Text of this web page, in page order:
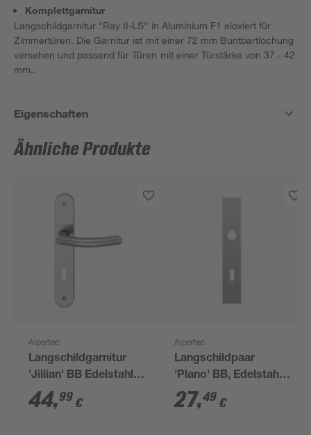
Komplettgarnitur
Langschildgarnitur "Ray II-LS" in Aluminium F1 eloxiert für
Zimmertüren. Die Garnitur ist mit einer 72 mm Buntbartlochung
versehen und passend für Türen mit einer Türstärke von 37 - 42
mm..
Eigenschaften
Ähnliche Produkte
Alpertec
Langschildgarnitur
'Jillian' BB Edelstahl
satiniert
44,99 €
Alpertec
Langschildpaar
'Plano' BB, Edelstahl
satiniert/lackiert,
eckig
27,49 €